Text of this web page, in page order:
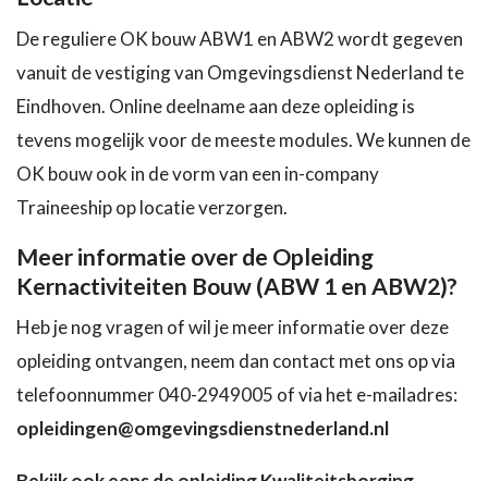
De reguliere OK bouw ABW1 en ABW2 wordt gegeven
vanuit de vestiging van Omgevingsdienst Nederland te
Eindhoven. Online deelname aan deze opleiding is
tevens mogelijk voor de meeste modules. We kunnen de
OK bouw ook in de vorm van een in-company
Traineeship op locatie verzorgen.
Meer informatie over de Opleiding
Kernactiviteiten Bouw (ABW 1 en ABW2)?
Heb je nog vragen of wil je meer informatie over deze
opleiding ontvangen, neem dan contact met ons op via
telefoonnummer 040-2949005 of via het e-mailadres:
opleidingen@omgevingsdienstnederland.nl